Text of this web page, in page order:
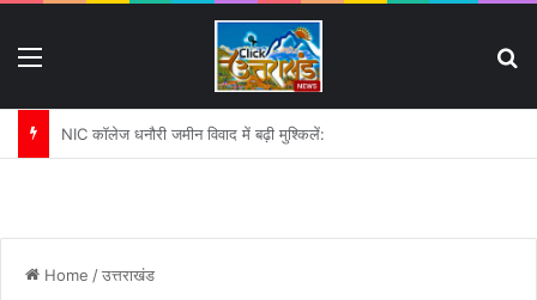
पहली बारिश में ढही बिजलीघर की चारदीवारी:
Home /उत्तराखंड